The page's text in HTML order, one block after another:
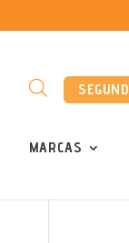
MARCAS